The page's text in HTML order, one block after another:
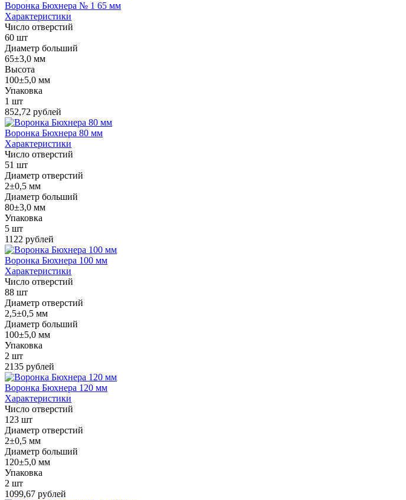
Воронка Бюхнера № 1 65 мм
Характеристики
Число отверстий
60 шт
Диаметр больший
65±3,0 мм
Высота
100±5,0 мм
Упаковка
1 шт
852,72 рублей
Воронка Бюхнера 80 мм
Характеристики
Число отверстий
51 шт
Диаметр отверстий
2±0,5 мм
Диаметр больший
80±3,0 мм
Упаковка
5 шт
1122 рублей
Воронка Бюхнера 100 мм
Характеристики
Число отверстий
88 шт
Диаметр отверстий
2,5±0,5 мм
Диаметр больший
100±5,0 мм
Упаковка
2 шт
2135 рублей
Воронка Бюхнера 120 мм
Характеристики
Число отверстий
123 шт
Диаметр отверстий
2±0,5 мм
Диаметр больший
120±5,0 мм
Упаковка
2 шт
1099,67 рублей